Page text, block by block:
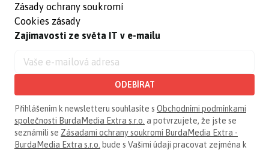
Zásady ochrany soukromí
Cookies zásady
Zajímavosti ze světa IT v e-mailu
ODEBÍRAT
Přihlášením k newsletteru souhlasíte s Obchodními podmínkami
společnosti BurdaMedia Extra s.r.o. a potvrzujete, že jste se
seznámili se Zásadami ochrany soukromí BurdaMedia Extra -
BurdaMedia Extra s.r.o. bude s Vašimi údaji pracovat zejména k